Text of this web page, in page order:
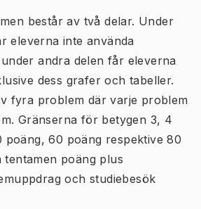
består av två delar. Under
eleverna inte använda
andra delen får eleverna
dess grafer och tabeller.
fyra problem där varje problem
Gränserna för betygen 3, 4
poäng, 60 poäng respektive 80
tentamen poäng plus
och studiebesök